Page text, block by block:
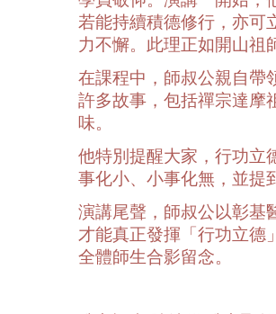
若能持續積德修行，亦可
力不懈。此理正如開山祖
在課程中，師叔公親自帶
許多故事，包括禪宗達摩
味。
他特別提醒大家，行功立
事化小、小事化無，並提
演講尾聲，師叔公以彰基
才能真正發揮「行功立德
全體師生合影留念。